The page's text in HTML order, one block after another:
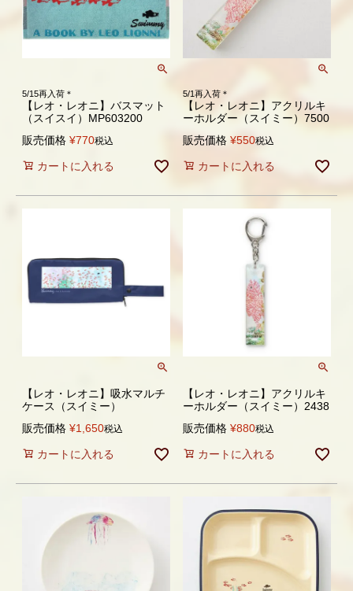
5/15再入荷＊
【レオ・レオニ】バスマット
（スイスイ）MP603200
販売価格 ¥770税込
カートに入れる
5/1再入荷＊
【レオ・レオニ】アクリルキ
ーホルダー（スイミー）7500
販売価格 ¥550税込
カートに入れる
【レオ・レオニ】吸水マルチ
ケース（スイミー）
販売価格 ¥1,650税込
カートに入れる
【レオ・レオニ】アクリルキ
ーホルダー（スイミー）2438
販売価格 ¥880税込
カートに入れる